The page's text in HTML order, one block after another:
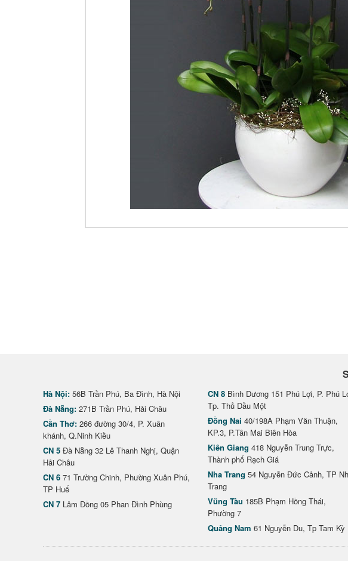
Hà Nội: 56B Trần Phú, Ba Đình, Hà Nội
Đà Nẵng: 271B Trần Phú, Hải Châu
Cần Thơ: 266 đường 30/4, P. Xuân
khánh, Q.Ninh Kiều
CN 5 Đà Nẵng 32 Lê Thanh Nghị, Quận
Hải Châu
CN 6 71 Trường Chinh, Phường Xuân Phú,
TP Huế
CN 7 Lâm Đồng 05 Phan Đình Phùng
CN 8 Bình Dương 151 Phú Lợi, P. Phú
Tp. Thủ Dầu Một
Đồng Nai 40/198A Phạm Văn Thuận,
KP.3, P.Tân Mai Biên Hòa
Kiên Giang 418 Nguyễn Trung Trực,
Thành phố Rạch Giá
Nha Trang 54 Nguyễn Đức Cảnh, TP
Trang
Vũng Tàu 185B Phạm Hồng Thái,
Phường 7
Quảng Nam 61 Nguyễn Du, Tp Tam Kỳ